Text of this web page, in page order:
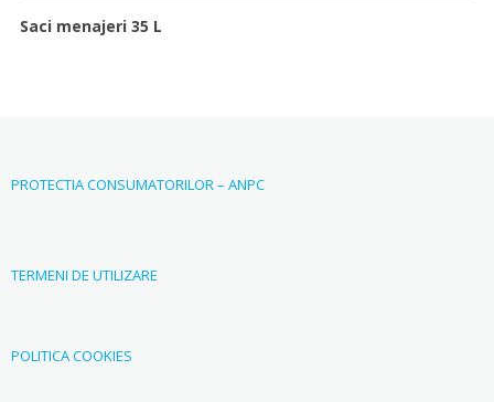
Saci menajeri 35 L
PROTECTIA CONSUMATORILOR – ANPC
TERMENI DE UTILIZARE
POLITICA COOKIES